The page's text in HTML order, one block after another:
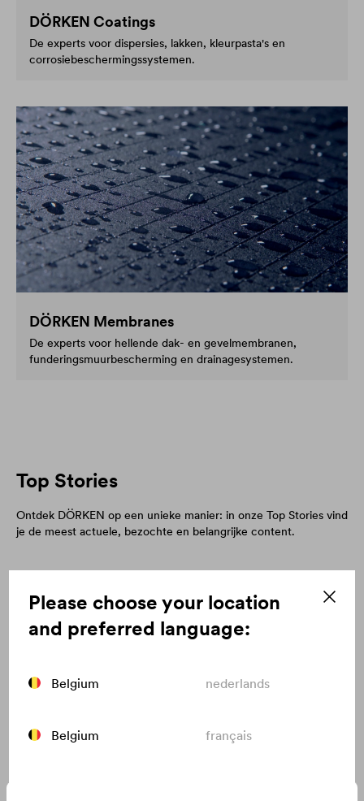
Please choose your location
and preferred language:
Belgium nederlands
Belgium français
DÖRKEN Coatings
De experts voor dispersies, lakken, kleurpasta's en
corrosiebeschermingssystemen.
DÖRKEN Membranes
De experts voor hellende dak- en gevelmembranen,
funderingsmuurbescherming en drainagesystemen.
Top Stories
Ontdek DÖRKEN op een unieke manier: in onze Top Stories vind
je de meest actuele, bezochte en belangrijke content.